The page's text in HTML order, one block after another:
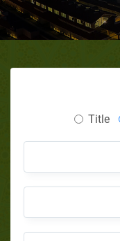
Title